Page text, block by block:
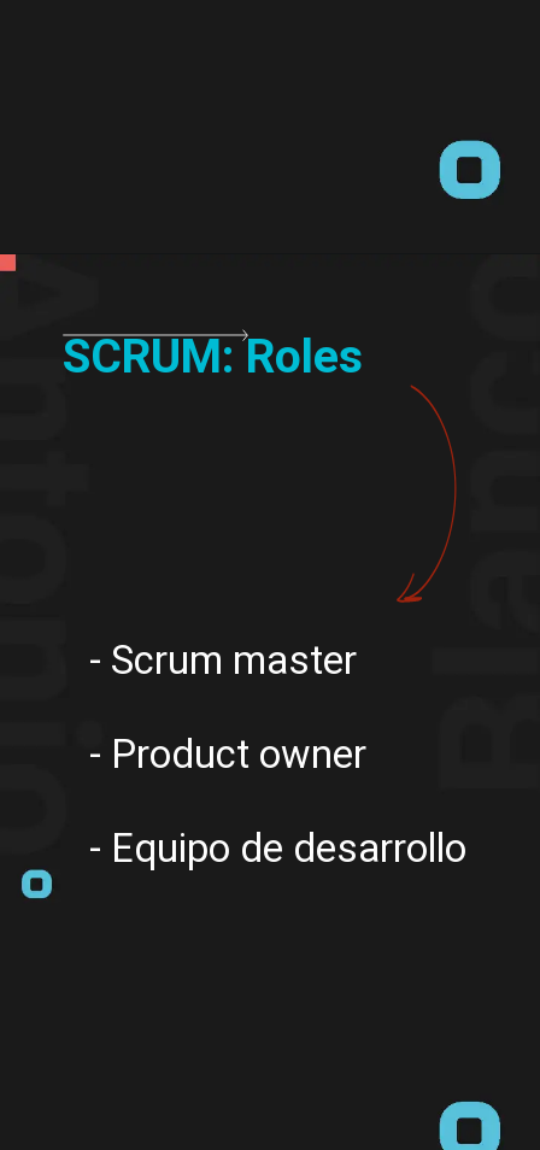
SCRUM: Roles
- Scrum master
- Product owner
- Equipo de desarrollo